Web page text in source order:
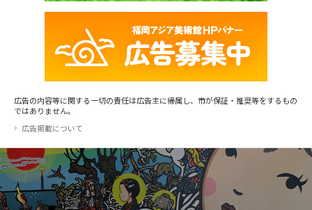
広告の内容等に関する一切の責任は広告主に帰属し、市が保証・推奨等をするもの
ではありません。
広告掲載について